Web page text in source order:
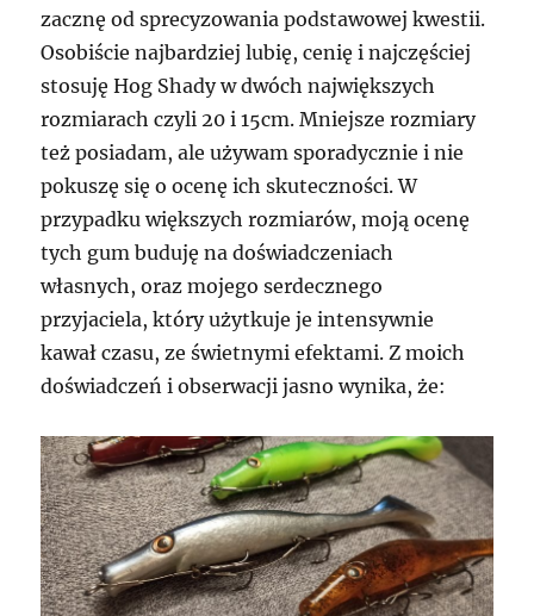
zacznę od sprecyzowania podstawowej kwestii.
Osobiście najbardziej lubię, cenię i najczęściej
stosuję Hog Shady w dwóch największych
rozmiarach czyli 20 i 15cm. Mniejsze rozmiary
też posiadam, ale używam sporadycznie i nie
pokuszę się o ocenę ich skuteczności. W
przypadku większych rozmiarów, moją ocenę
tych gum buduję na doświadczeniach
własnych, oraz mojego serdecznego
przyjaciela, który użytkuje je intensywnie
kawał czasu, ze świetnymi efektami. Z moich
doświadczeń i obserwacji jasno wynika, że: